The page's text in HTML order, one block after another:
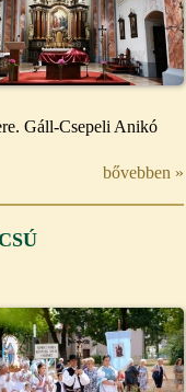
Gáll-Csepeli Anikó
bővebben »